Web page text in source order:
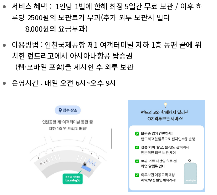
서비스 혜택 : 1인당 1벌에 한해 최장 5일간 무료 보관 / 이후 하
루당 2500원의 보관료가 부과(추가 외투 보관시 벌다
8,000원의 요금부과)
이용방법 : 인천국제공항 제1 여객터미널 지하 1층 동편 끝에 위
치한 런드리고에서 아시아나항공 탑승권
(웹·모바일 포함)을 제시한 후 외투 보관
운영시간 : 매일 오전 6시~오후 9시